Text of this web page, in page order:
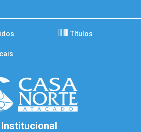
Títulos
Institucional